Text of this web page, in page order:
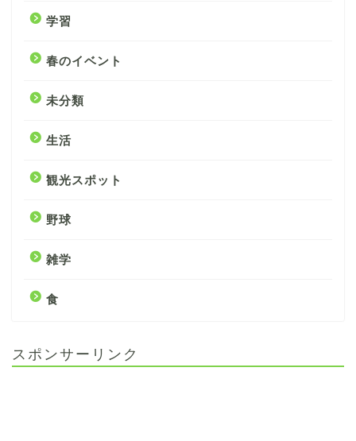
学習
春のイベント
未分類
生活
観光スポット
野球
雑学
食
スポンサーリンク